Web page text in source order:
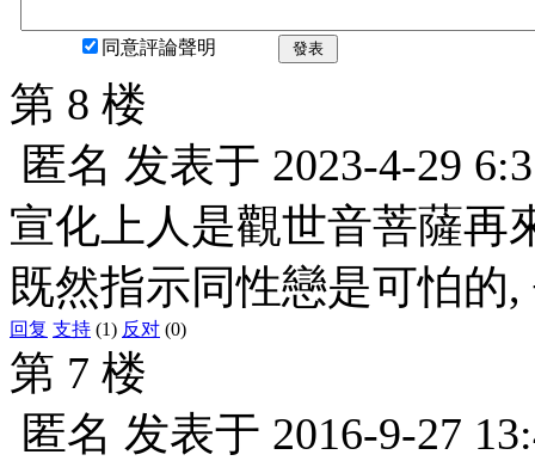
同意評論聲明 發表
第 8 楼
匿名 发表于 2023-4-29
宣化上人是觀世音菩薩再
既然指示同性戀是可怕的
回复 支持 (1) 反对 (0)
第 7 楼
匿名 发表于 2016-9-27